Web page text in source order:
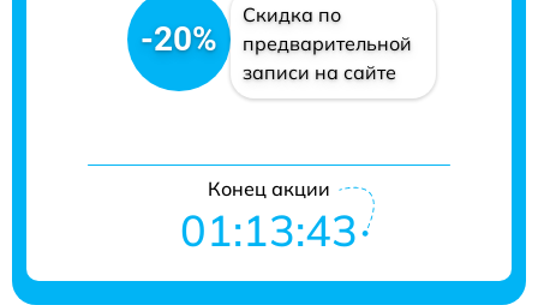
-20%
Скидка по
предварительной
записи на сайте
Конец акции
01:13:42